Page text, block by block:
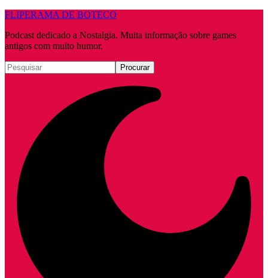
FLIPERAMA DE BOTECO
Podcast dedicado a Nostalgia. Muita informação sobre games
antigos com muito humor.